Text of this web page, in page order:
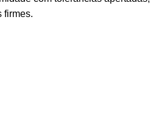
firmes.